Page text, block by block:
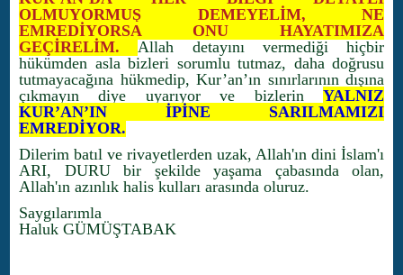
OLMUYORMUŞ DEMEYELİM, NE
EMREDİYORSA ONU HAYATIMIZA
GEÇİRELİM.Allah detayını vermediği hiçbir
hükümden asla bizleri sorumlu tutmaz, daha doğrusu
tutmayacağına hükmedip, Kur’an’ın sınırlarının dışına
çıkmayın diye uyarıyor ve bizlerin YALNIZ
KUR’AN’IN İPİNE SARILMAMIZI
EMREDİYOR.
Dilerim batıl ve rivayetlerden uzak, Allah'ın dini İslam'ı
ARI, DURU bir şekilde yaşama çabasında olan,
Allah'ın azınlık halis kulları arasında oluruz.
Saygılarımla
Haluk GÜMÜŞTABAK